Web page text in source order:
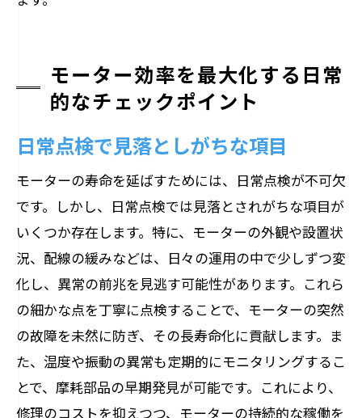
モーター効率を最大化する日常
的なチェックポイント
日常点検で見落としがちな項目
モーターの寿命を延ばすためには、日常点検が不可欠
です。しかし、日常点検では見落とされがちな項目が
いくつか存在します。特に、モーターの外観や設置状
況、配線の緩みなどは、日々の運用の中で少しずつ変
化し、異常の前兆を見逃す可能性があります。これら
の細かな点を丁寧に点検することで、モーターの突然
の故障を未然に防ぎ、その長寿命化に貢献します。ま
た、温度や振動の異常も定期的にモニタリングするこ
とで、摩耗部品の早期発見が可能です。これにより、
修理のコストを抑えつつ、モーターの持続的な稼働を